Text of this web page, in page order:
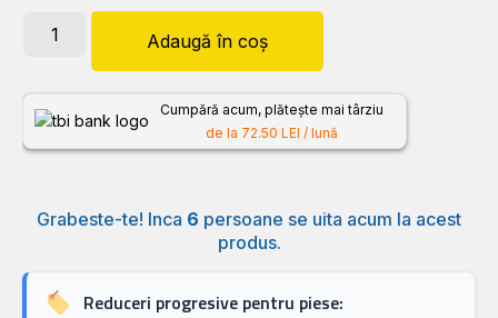
Adaugă în coș
Cumpără acum, plătește mai târziu
de la 72.50 LEI / lună
Grabeste-te! Inca 6 persoane se uita acum la acest
produs.
Reduceri progresive pentru piese: